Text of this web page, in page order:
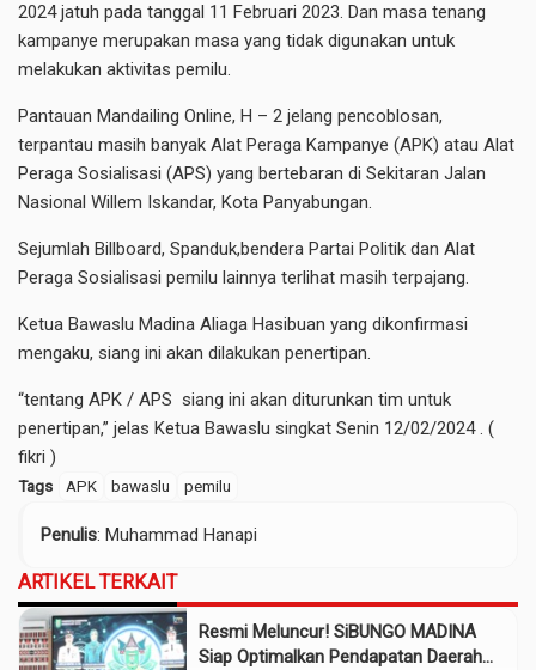
2024 jatuh pada tanggal 11 Februari 2023. Dan masa tenang
kampanye merupakan masa yang tidak digunakan untuk
melakukan aktivitas pemilu.
Pantauan Mandailing Online, H – 2 jelang pencoblosan,
terpantau masih banyak Alat Peraga Kampanye (APK) atau Alat
Peraga Sosialisasi (APS) yang bertebaran di Sekitaran Jalan
Nasional Willem Iskandar, Kota Panyabungan.
Sejumlah Billboard, Spanduk,bendera Partai Politik dan Alat
Peraga Sosialisasi pemilu lainnya terlihat masih terpajang.
Ketua Bawaslu Madina Aliaga Hasibuan yang dikonfirmasi
mengaku, siang ini akan dilakukan penertipan.
“tentang APK / APS siang ini akan diturunkan tim untuk
penertipan,” jelas Ketua Bawaslu singkat Senin 12/02/2024 . (
fikri )
Tags APK bawaslu pemilu
Penulis: Muhammad Hanapi
ARTIKEL TERKAIT
Resmi Meluncur! SiBUNGO MADINA
Siap Optimalkan Pendapatan Daerah